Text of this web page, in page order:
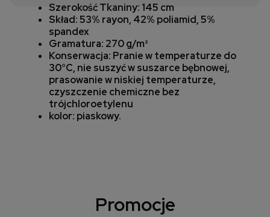
Szerokość Tkaniny: 145 cm
Skład: 53% rayon, 42% poliamid, 5%
spandex
Gramatura: 270 g/m²
Konserwacja: Pranie w temperaturze do
30°C, nie suszyć w suszarce bębnowej,
prasowanie w niskiej temperaturze,
czyszczenie chemiczne bez
trójchloroetylenu
kolor: piaskowy.
Promocje